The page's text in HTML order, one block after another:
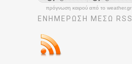
πρόγνωση καιρού από το weather.gr
ΕΝΗΜΈΡΩΣΉ ΜΕΣΩ RSS